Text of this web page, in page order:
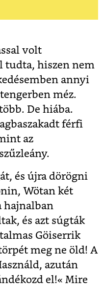
volt
tudta, hiszen nem
annyi
méz.
De hiába.
férfi
az
és újra dörögni
Wötan két
hajnalban
és azt súgták
Göiserrik
meg ne öld! A
azután
el!« Mire